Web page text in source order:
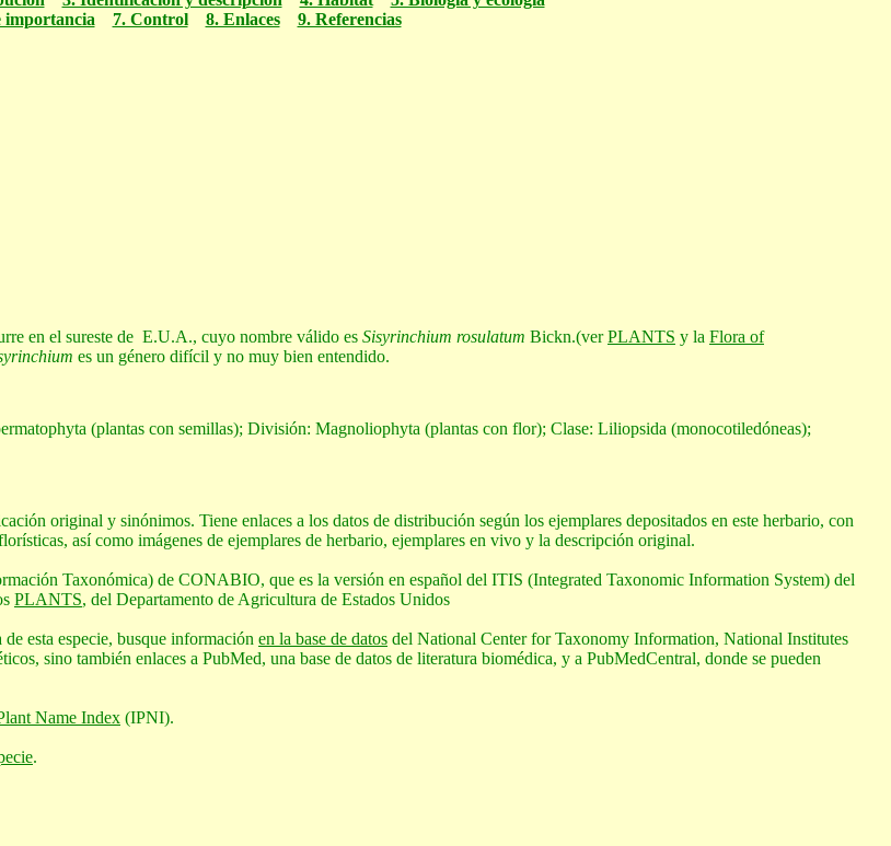
importancia
7. Control 8. Enlaces 9. Referencias
en el sureste de E.U.A., cuyo nombre válido es Sisyrinchium rosulatum Bickn.(verPLANTS y la Flora of
es un género difícil y no muy bien entendido.
(plantas con semillas); División: Magnoliophyta (plantas con flor); Clase: Liliopsida (monocotiledóneas);
original y sinónimos. Tiene enlaces a los datos de distribución según los ejemplares depositados en este herbario, con
así como imágenes de ejemplares de herbario, ejemplares en vivo y la descripción original.
Taxonómica) de CONABIO, que es la versión en español del ITIS (Integrated Taxonomic Information System) del
PLANTS, del Departamento de Agricultura de Estados Unidos
esta especie, busque información en la base de datos del National Center for Taxonomy Information, National Institutes
sino también enlaces a PubMed, una base de datos de literatura biomédica, y a PubMedCentral, donde se pueden
Name Index (IPNI).
.